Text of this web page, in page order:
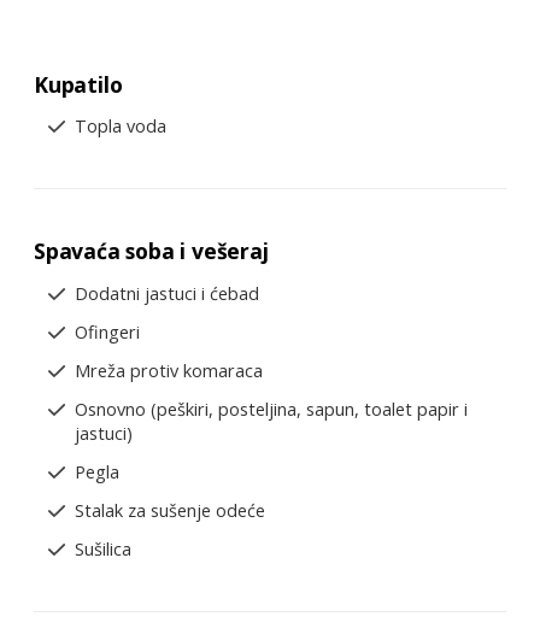
Kupatilo
Topla voda
Spavaća soba i vešeraj
Dodatni jastuci i ćebad
Ofingeri
Mreža protiv komaraca
Osnovno (peškiri, posteljina, sapun, toalet papir i
jastuci)
Pegla
Stalak za sušenje odeće
Sušilica